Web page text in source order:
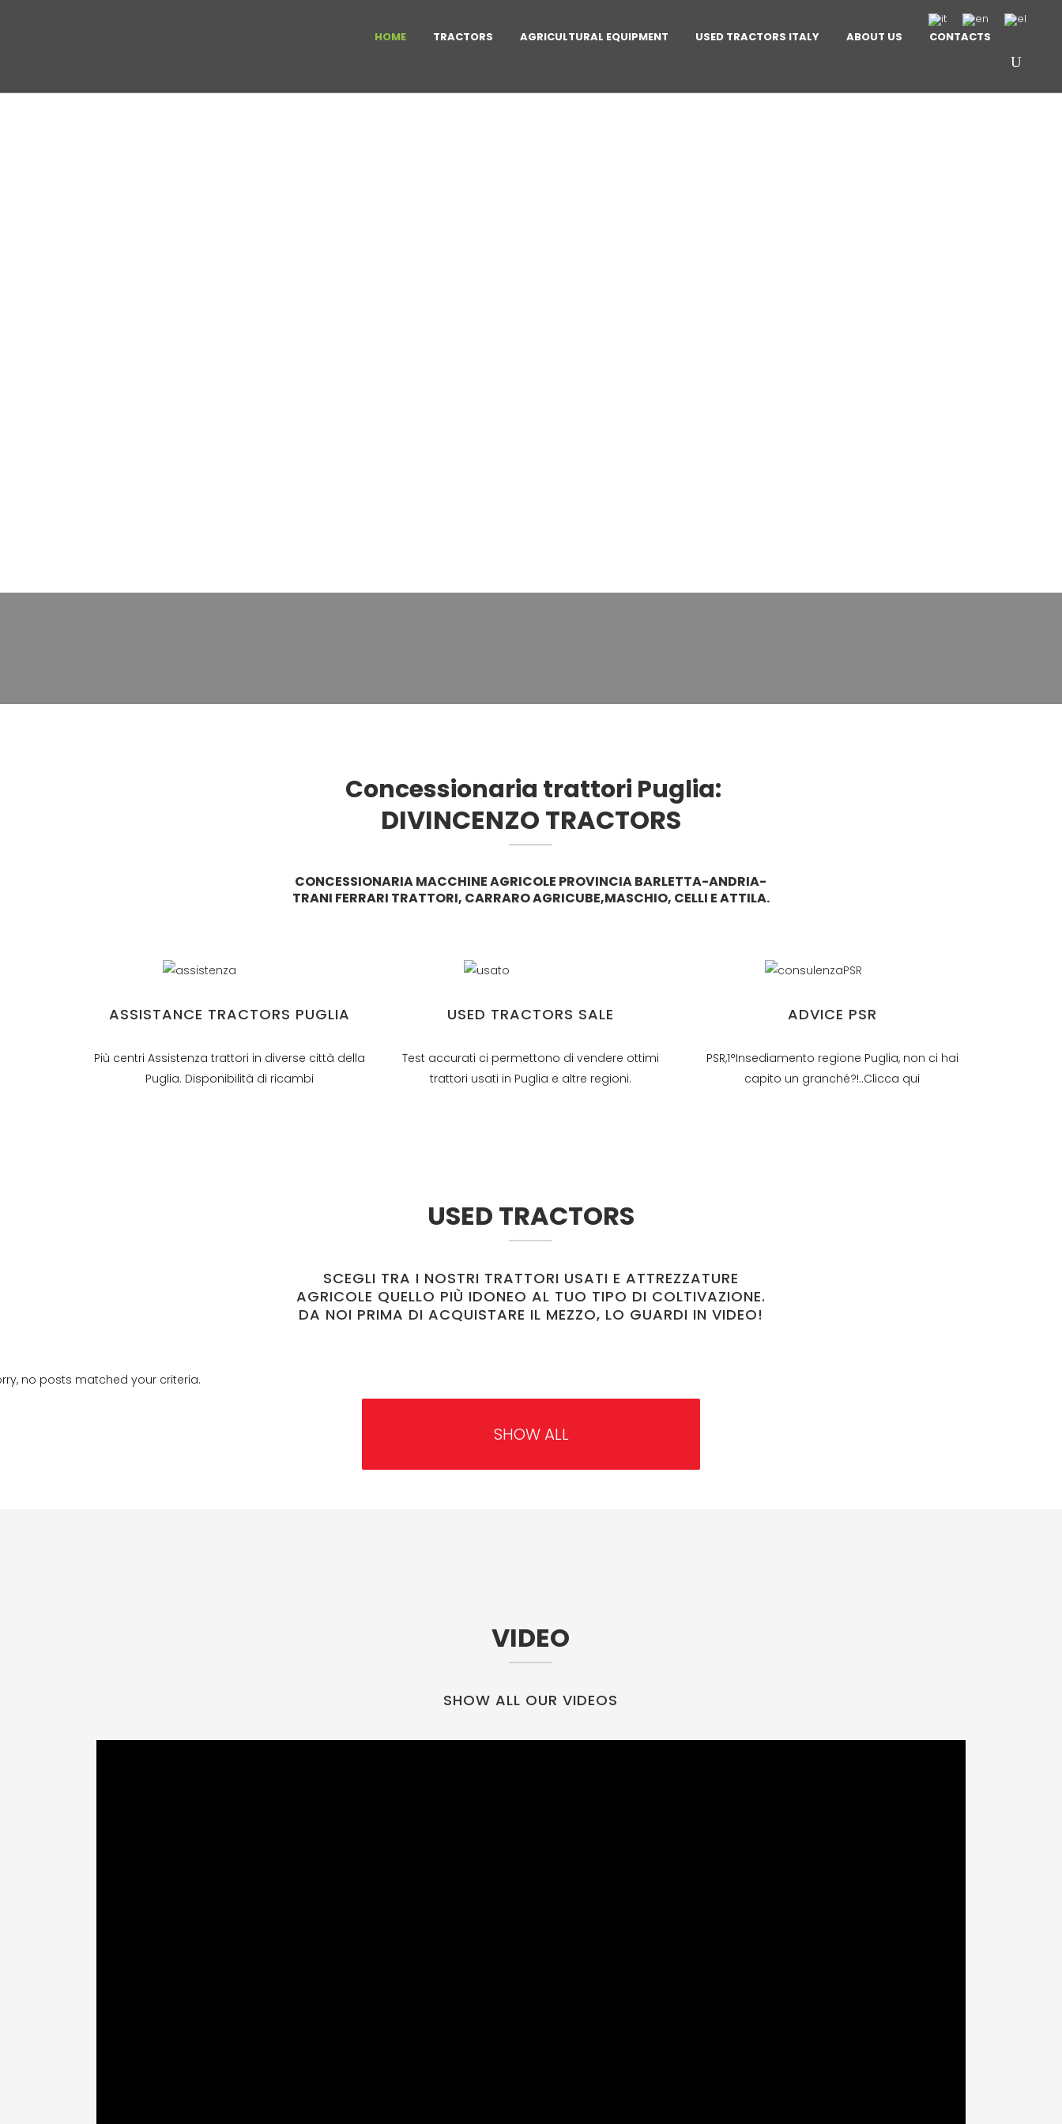
HOME TRACTORS AGRICULTURAL EQUIPMENT USED TRACTORS ITALY ABOUT US CONTACTS
Concessionaria trattori Puglia:
DIVINCENZO TRACTORS
CONCESSIONARIA MACCHINE AGRICOLE PROVINCIA BARLETTA-ANDRIA-
TRANI FERRARI TRATTORI, CARRARO AGRICUBE,MASCHIO, CELLI E ATTILA.
ASSISTANCE TRACTORS PUGLIA
Più centri Assistenza trattori in diverse città della
Puglia. Disponibilità di ricambi
USED TRACTORS SALE
Test accurati ci permettono di vendere ottimi
trattori usati in Puglia e altre regioni.
ADVICE PSR
PSR,1°Insediamento regione Puglia, non ci hai
capito un granché?!..Clicca qui
USED TRACTORS
SCEGLI TRA I NOSTRI TRATTORI USATI E ATTREZZATURE
AGRICOLE QUELLO PIÙ IDONEO AL TUO TIPO DI COLTIVAZIONE.
DA NOI PRIMA DI ACQUISTARE IL MEZZO, LO GUARDI IN VIDEO!
no posts matched your criteria.
SHOW ALL
VIDEO
SHOW ALL OUR VIDEOS